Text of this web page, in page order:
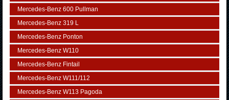
Mercedes-Benz 600 Pullman
Mercedes-Benz 319 L
Mercedes-Benz Ponton
Mercedes-Benz W110
Mercedes-Benz Fintail
Mercedes-Benz W111/112
Mercedes-Benz W113 Pagoda